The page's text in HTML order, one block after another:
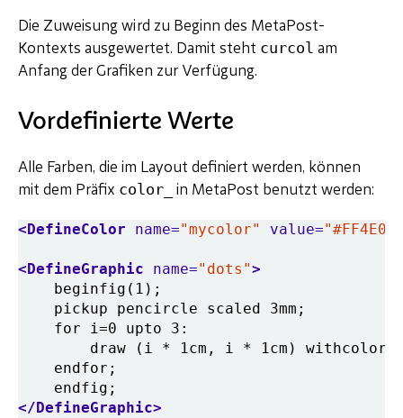
Die Zuweisung wird zu Beginn des MetaPost-
Kontexts ausgewertet. Damit steht curcol am
Anfang der Grafiken zur Verfügung.
Vordefinierte Werte
Alle Farben, die im Layout definiert werden, können
mit dem Präfix color_ in MetaPost benutzt werden:
<DefineColor name="mycolor" value=
<DefineGraphic name="dots">
</DefineGraphic>